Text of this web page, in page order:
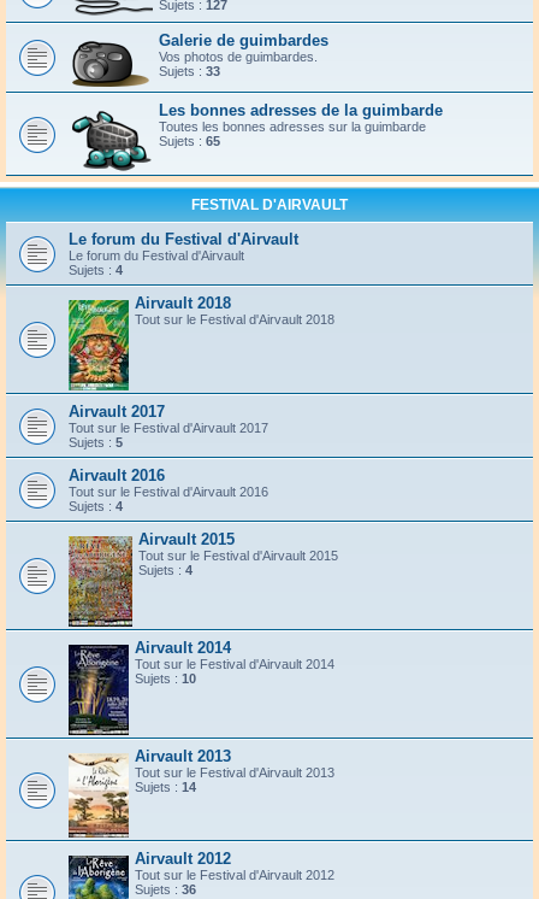
Sujets : 127
Galerie de guimbardes
Vos photos de guimbardes.
Sujets : 33
Les bonnes adresses de la guimbarde
Toutes les bonnes adresses sur la guimbarde
Sujets : 65
FESTIVAL D'AIRVAULT
Le forum du Festival d'Airvault
Le forum du Festival d'Airvault
Sujets : 4
Airvault 2018
Tout sur le Festival d'Airvault 2018
Airvault 2017
Tout sur le Festival d'Airvault 2017
Sujets : 5
Airvault 2016
Tout sur le Festival d'Airvault 2016
Sujets : 4
Airvault 2015
Tout sur le Festival d'Airvault 2015
Sujets : 4
Airvault 2014
Tout sur le Festival d'Airvault 2014
Sujets : 10
Airvault 2013
Tout sur le Festival d'Airvault 2013
Sujets : 14
Airvault 2012
Tout sur le Festival d'Airvault 2012
Sujets : 36